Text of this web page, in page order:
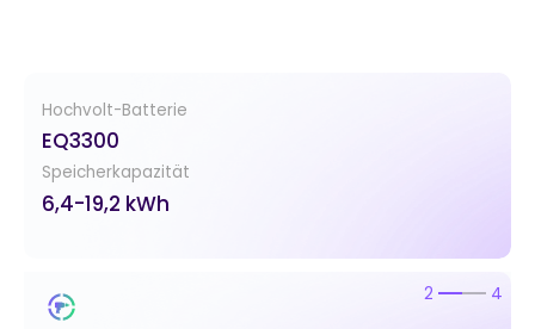
Hochvolt-Batterie
EQ3300
Speicherkapazität
6,4-19,2 kWh
2 4